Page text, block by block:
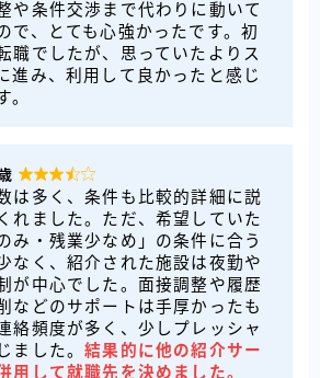
や条件交渉まで代わりに動いて
で、とても心強かったです。初
職でしたが、思っていたよりス
進み、利用して良かったと感じ
。

は多く、条件も比較的詳細に説
れました。ただ、希望していた
み・残業少なめ」の条件に合う
なく、紹介された施設は夜勤や
が中心でした。面接調整や履歴
などのサポートは手厚かったも
絡頻度が多く、少しプレッシャ
ました。結果的に他の紹介サー
用して就職先を決めました。